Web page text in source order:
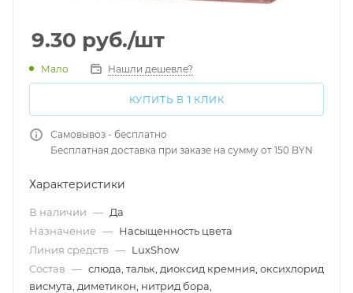
9.30 руб./шт
Мало Нашли дешевле?
КУПИТЬ В 1 КЛИК
Самовывоз - бесплатно
Бесплатная доставка при заказе на сумму от 150 BYN
Характеристики
В наличии — Да
Назначение — Насыщенность цвета
Линия средств — LuxShow
Состав — слюда, тальк, диоксид кремния, оксихлорид
висмута, диметикон, нитрид бора,